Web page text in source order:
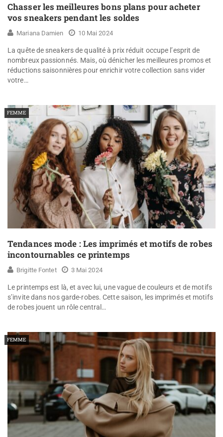
Chasser les meilleures bons plans pour acheter
vos sneakers pendant les soldes
Mariana Damien 10 Mai 2024
La quête de sneakers de qualité à prix réduit occupe l’esprit de
nombreux passionnés. Mais, où dénicher les meilleures promos et
réductions saisonnières pour enrichir votre collection sans vider
votre…
FEMME
Tendances mode : Les imprimés et motifs de robes
incontournables ce printemps
Brigitte Fontet 3 Mai 2024
Le printemps est là, et avec lui, une vague de couleurs et de motifs
s’invite dans nos garde-robes. Cette saison, les imprimés et motifs
de robes jouent un rôle central…
FEMME